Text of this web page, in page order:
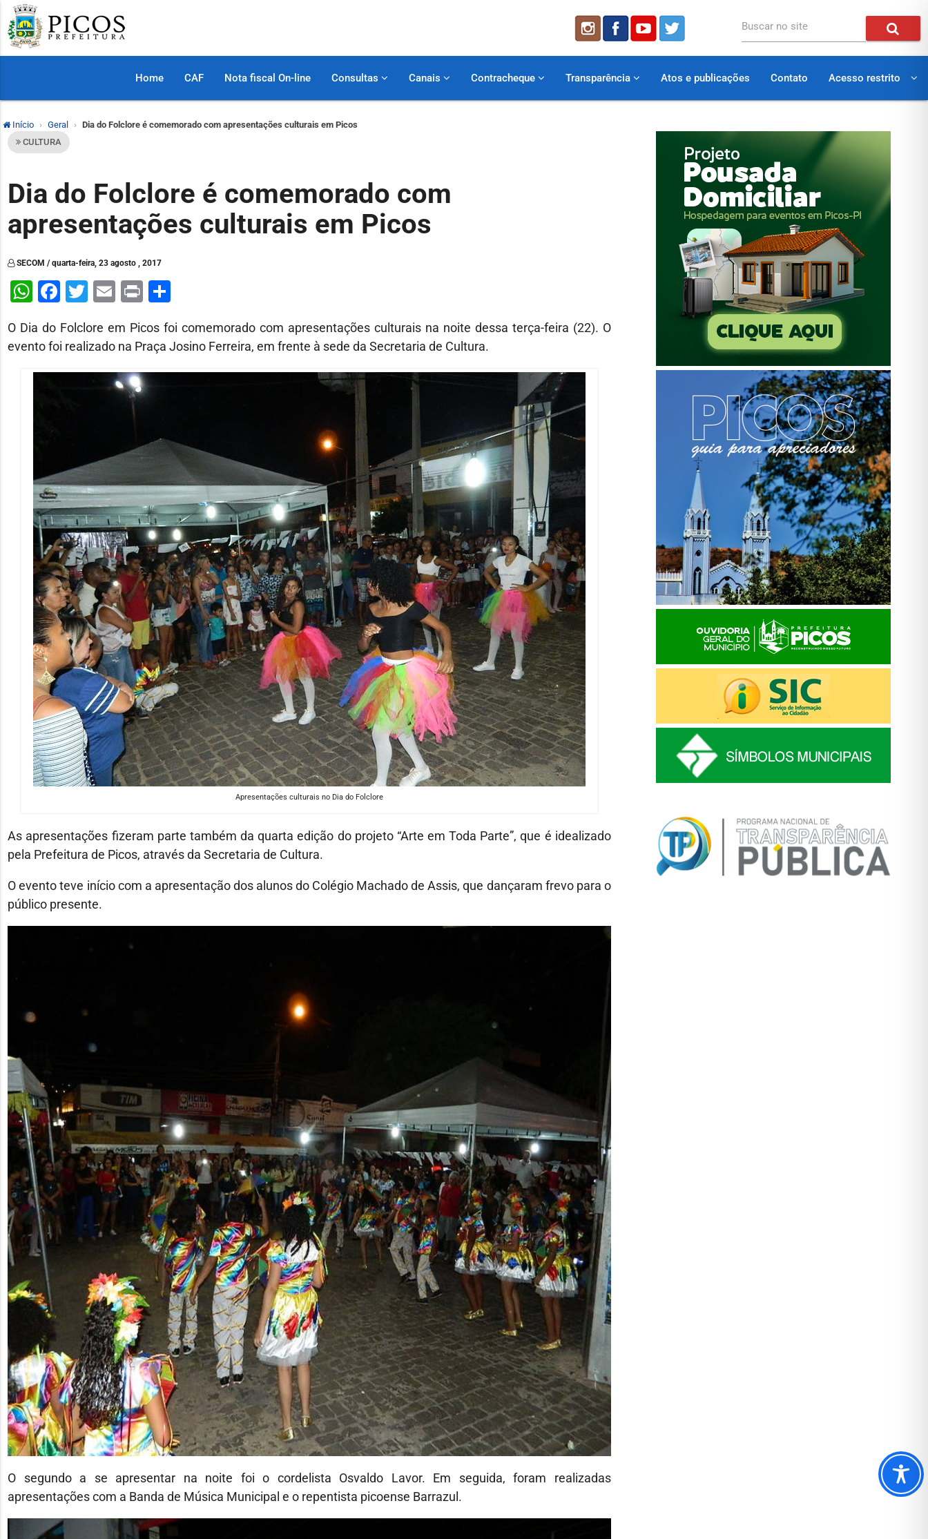
Buscar no site
Home CAF Nota fiscal On-line Consultas Canais Contracheque Transparência Atos e publicações Contato Acesso restrito
Início Geral
Dia do Folclore é comemorado com apresentações culturais em Picos
CULTURA
Dia do Folclore é comemorado com
apresentações culturais em Picos
SECOM / quarta-feira, 23 agosto , 2017
WhatsApp
Facebook
Twitter
Email
Print
O Dia do Folclore em Picos foi comemorado com apresentações culturais na noite dessa terça-feira (22). O
evento foi realizado na Praça Josino Ferreira, em frente à sede da Secretaria de Cultura.
Apresentações culturais no Dia do Folclore
As apresentações fizeram parte também da quarta edição do projeto “Arte em Toda Parte”, que é idealizado
pela Prefeitura de Picos, através da Secretaria de Cultura.
O evento teve início com a apresentação dos alunos do Colégio Machado de Assis, que dançaram frevo para o
público presente.
O segundo a se apresentar na noite foi o cordelista Osvaldo Lavor. Em seguida, foram realizadas
apresentações com a Banda de Música Municipal e o repentista picoense Barrazul.